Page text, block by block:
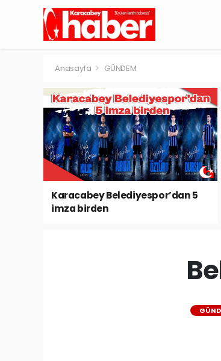
Anasayfa GÜNDEM
Karacabey Belediyespor’dan 5
imza birden